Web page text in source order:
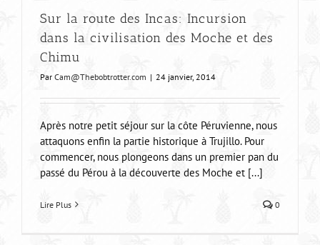
Sur la route des Incas: Incursion
dans la civilisation des Moche et des
Chimu
Par Cam@Thebobtrotter.com | 24 janvier, 2014
Après notre petit séjour sur la côte Péruvienne, nous
attaquons enfin la partie historique à Trujillo. Pour
commencer, nous plongeons dans un premier pan du
passé du Pérou à la découverte des Moche et [...]
Lire Plus 0